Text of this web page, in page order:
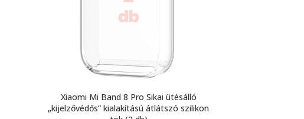
Xiaomi Mi Band 8 Pro Sikai ütésálló
„kijelzővédős” kialakítású átlátszó szilikon